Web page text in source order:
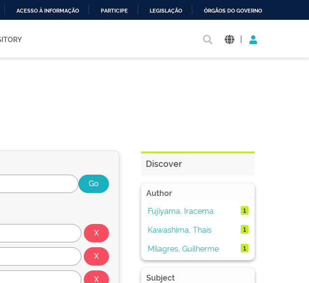
ACESSO À INFORMAÇÃO PARTICIPE LEGISLAÇÃO ÓRGÃOS DO GOVERNO
|
Discover
Author
Fujiyama, Iracema
1
Kawashima, Thaís 1
Milagres, Guilherme 1
Subject